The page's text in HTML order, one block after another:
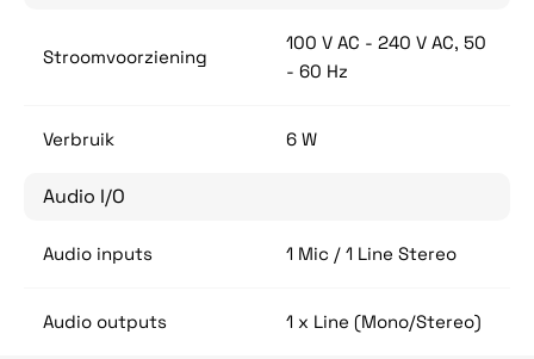
Stroomvoorziening
100 V AC - 240 V AC, 50
- 60 Hz
Verbruik 6 W
Audio I/O
Audio inputs 1 Mic / 1 Line Stereo
Audio outputs 1 x Line (Mono/Stereo)